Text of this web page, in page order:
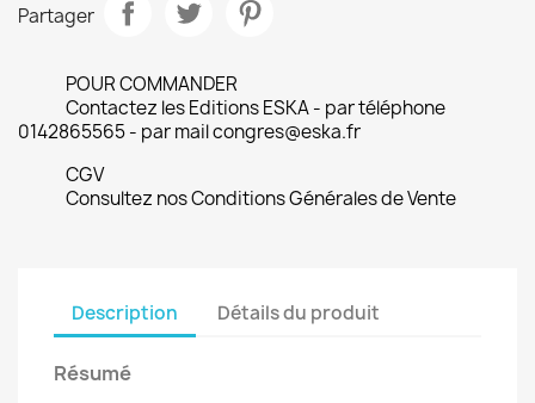
Partager
POUR COMMANDER
Contactez les Editions ESKA - par téléphone
0142865565 - par mail congres@eska.fr
CGV
Consultez nos Conditions Générales de Vente
Description Détails du produit
Résumé